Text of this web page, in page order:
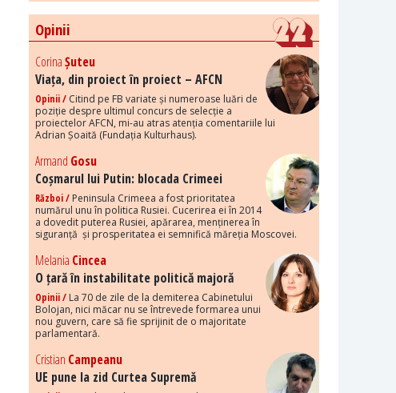
Opinii
CorinaȘuteu
Viața, din proiect în proiect – AFCN
Opinii / Citind pe FB variate și numeroase luări de
poziție despre ultimul concurs de selecție a
proiectelor AFCN, mi-au atras atenția comentariile lui
Adrian Șoaită (Fundația Kulturhaus).
Armand Gosu
Coșmarul lui Putin: blocada Crimeei
Război / Peninsula Crimeea a fost prioritatea
numărul unu în politica Rusiei. Cucerirea ei în 2014
a dovedit puterea Rusiei, apărarea, menținerea în
siguranță și prosperitatea ei semnifică măreția Moscovei.
Melania Cincea
O țară în instabilitate politică majoră
Opinii / La 70 de zile de la demiterea Cabinetului
Bolojan, nici măcar nu se întrevede formarea unui
nou guvern, care să fie sprijinit de o majoritate
parlamentară.
Cristian Campeanu
UE pune la zid Curtea Supremă